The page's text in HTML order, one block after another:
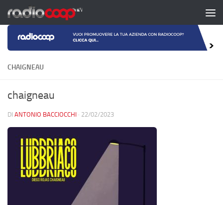
Salta al contenuto
CHAIGNEAU
chaigneau
DI ANTONIO BACCIOCCHI · 22/02/2023